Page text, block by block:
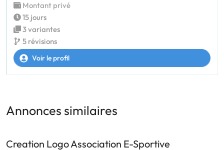
Montant privé
15 jours
3 variantes
5 révisions
Voir le profil
Annonces similaires
Creation Logo Association E-Sportive